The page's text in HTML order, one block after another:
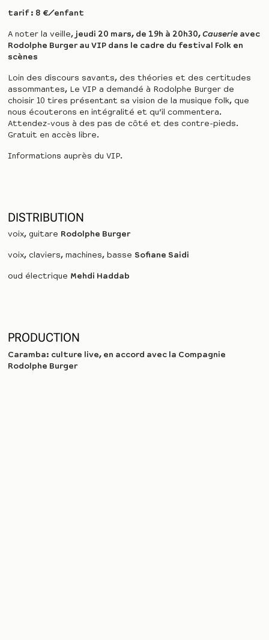
tarif : 8 €/enfant
A noter la veille, jeudi 20 mars, de 19h à 20h30, Causerieavec
Rodolphe Burger au VIP dans le cadre du festival Folk en
scènes
Loin des discours savants, des théories et des certitudes
assommantes, Le VIP a demandé à Rodolphe Burger de
choisir 10 tires présentant sa vision de la musique folk, que
nous écouterons en intégralité et qu’il commentera.
Attendez-vous à des pas de côté et des contre-pieds.
Gratuit en accès libre.
Informations auprès du VIP.
DISTRIBUTION
voix, guitare Rodolphe Burger
voix, claviers, machines, basse Sofiane Saidi
oud électrique Mehdi Haddab
PRODUCTION
Caramba: culture live, en accord avec la Compagnie
Rodolphe Burger